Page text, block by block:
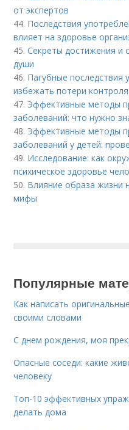
от экспертов
44. Последствия
влияет на здоровье
45.Секреты достижения и
души
46. Пагубные последствия
избежать потери
47. Эффективные методы
заболеваний: что нужно
48. Эффективные методы
заболеваний у детей:
49. Исследование: как
психическое здоровье
50. Влияние образа жизни
мифы
Популярные
Как написать
своими словами
С днем рождения, моя
Опасные соседи: какие
человеку
Топ-10 эффективных
делать дома